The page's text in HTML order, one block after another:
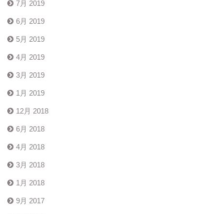
7月 2019
6月 2019
5月 2019
4月 2019
3月 2019
1月 2019
12月 2018
6月 2018
4月 2018
3月 2018
1月 2018
9月 2017